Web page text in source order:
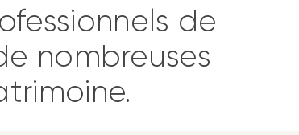
de
nombreuses